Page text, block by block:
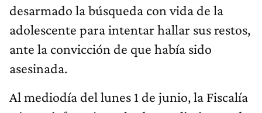
desarmado la búsqueda con vida de la
adolescente para intentar hallar sus restos,
ante la convicción de que había sido
asesinada.
Al mediodía del lunes 1 de junio, la Fiscalía